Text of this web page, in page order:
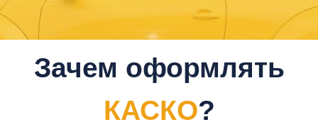
Зачем оформлять
КАСКО?